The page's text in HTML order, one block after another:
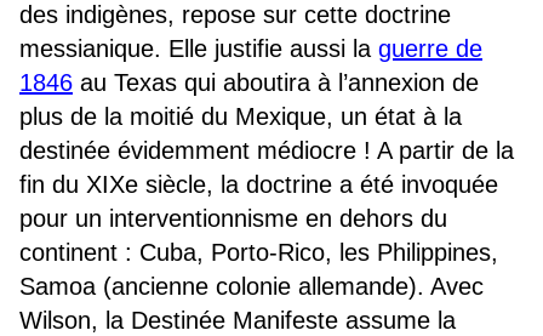
des indigènes, repose sur cette doctrine
messianique. Elle justifie aussi la guerre de
1846 au Texas qui aboutira à l’annexion de
plus de la moitié du Mexique, un état à la
destinée évidemment médiocre ! A partir de la
fin du XIXe siècle, la doctrine a été invoquée
pour un interventionnisme en dehors du
continent : Cuba, Porto-Rico, les Philippines,
Samoa (ancienne colonie allemande). Avec
Wilson, la Destinée Manifeste assume la